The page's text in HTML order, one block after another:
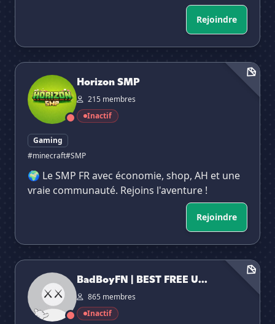
Rejoindre
Horizon SMP
Horizon SMP
215 membres
Inactif
Gaming
#minecraft#SMP
🌍 Le SMP FR avec économie, shop, AH et une
vraie communauté. Rejoins l'aventure !
Rejoindre
BadBoyFN | BEST FREE UD CHEETOS
BadBoyFN | BEST FREE U...
865 membres
Inactif